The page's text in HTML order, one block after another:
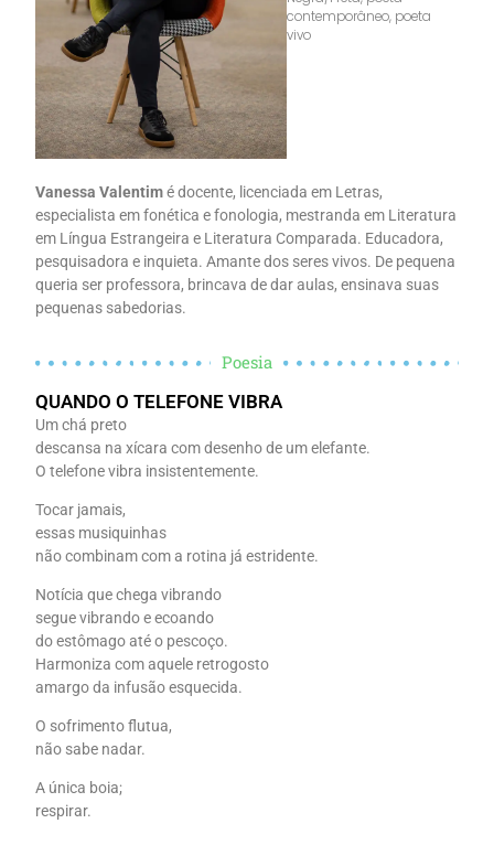
contemporâneo, poeta
vivo
Vanessa Valentimé docente, licenciada em Letras,
especialista em fonética e fonologia, mestranda em Literatura
em Língua Estrangeira e Literatura Comparada. Educadora,
pesquisadora e inquieta. Amante dos seres vivos. De pequena
queria ser professora, brincava de dar aulas, ensinava suas
pequenas sabedorias.
Poesia
QUANDO O TELEFONE VIBRA
Um chá preto
descansa na xícara com desenho de um elefante.
O telefone vibra insistentemente.
Tocar jamais,
essas musiquinhas
não combinam com a rotina já estridente.
Notícia que chega vibrando
segue vibrando e ecoando
do estômago até o pescoço.
Harmoniza com aquele retrogosto
amargo da infusão esquecida.
O sofrimento flutua,
não sabe nadar.
A única boia;
respirar.